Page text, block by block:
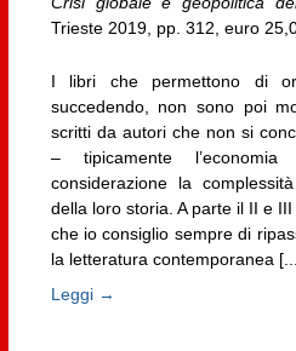
Trieste 2019, pp. 312, euro
I libri che permettono di
succedendo, non sono poi
scritti da autori che non si
– tipicamente
considerazione la
della loro storia. A parte il II e
che io consiglio sempre di
la letteratura contemporanea
Leggi →